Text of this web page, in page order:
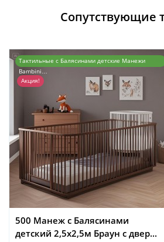
Сопутствующие
Тактильные с Балясинами детские Манежи
Bambini…
Акция!
500 Манеж с Балясинами
детский 2,5х2,5м Браун с двер...